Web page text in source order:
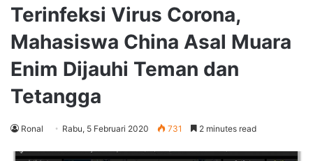
Terinfeksi Virus Corona,
Mahasiswa China Asal Muara
Enim Dijauhi Teman dan
Tetangga
Ronal Rabu, 5 Februari 2020 731 2 minutes read